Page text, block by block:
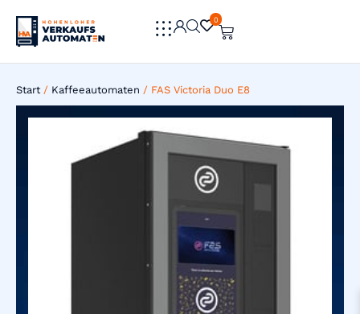
0
0
Start / Kaffeeautomaten / FAS Victoria Duo E8